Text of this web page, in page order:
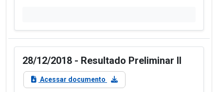
28/12/2018 - Resultado Preliminar II
Acessar documento